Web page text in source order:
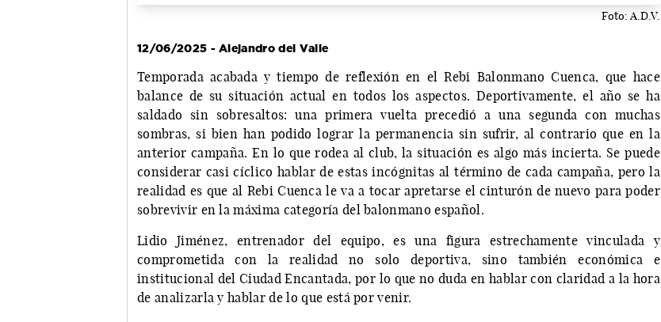
Foto: A.D.V.
12/06/2025 - Alejandro del Valle
Temporada acabada y tiempo de reflexión en el Rebi Balonmano Cuenca, que hace
balance de su situación actual en todos los aspectos. Deportivamente, el año se ha
saldado sin sobresaltos: una primera vuelta precedió a una segunda con muchas
sombras, si bien han podido lograr la permanencia sin sufrir, al contrario que en la
anterior campaña. En lo que rodea al club, la situación es algo más incierta. Se puede
considerar casi cíclico hablar de estas incógnitas al término de cada campaña, pero la
realidad es que al Rebi Cuenca le va a tocar apretarse el cinturón de nuevo para poder
sobrevivir en la máxima categoría del balonmano español.
Lidio Jiménez, entrenador del equipo, es una figura estrechamente vinculada y
comprometida con la realidad no solo deportiva, sino también económica e
institucional del Ciudad Encantada, por lo que no duda en hablar con claridad a la hora
de analizarla y hablar de lo que está por venir.